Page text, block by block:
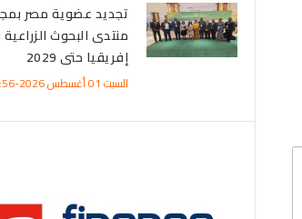
تجديد عضوية مصر
منتدى البحوث
إفريقيا حتى 2029
السبت 01 أغسطس 2026-04:56